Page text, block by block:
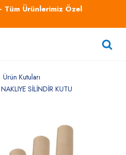
Tüm Ürünlerimiz Özel
Ürün Kutuları
SİLİNDİR KUTU